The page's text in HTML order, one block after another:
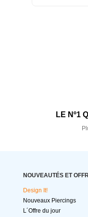
LE Nº1
NOUVEAUTÉS ET
Design It!
Nouveaux Piercings
L´Offre du jour